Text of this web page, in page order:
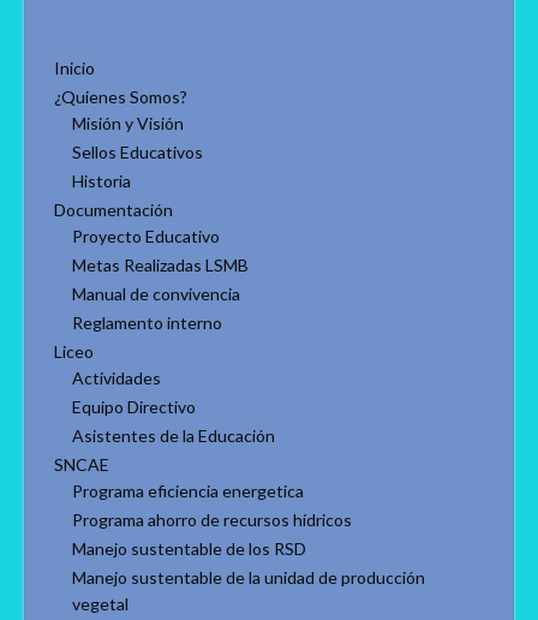
Inicio
¿Quienes Somos?
Misión y Visión
Sellos Educativos
Historia
Documentación
Proyecto Educativo
Metas Realizadas LSMB
Manual de convivencia
Reglamento interno
Liceo
Actividades
Equipo Directivo
Asistentes de la Educación
SNCAE
Programa eficiencia energetica
Programa ahorro de recursos hídricos
Manejo sustentable de los RSD
Manejo sustentable de la unidad de producción
vegetal